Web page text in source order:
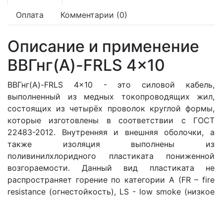
Оплата Комментарии (0)
Описание и применение
ВВГнг(A)-FRLS 4x10
ВВГнг(A)-FRLS 4x10 - это силовой кабель,
выполненный из медных токопроводящих жил,
состоящих из четырёх проволок круглой формы,
которые изготовлены в соответствии с ГОСТ
22483-2012. Внутренняя и внешняя оболочки, а
также изоляция выполнены из
поливинилхлоридного пластиката пониженной
возгораемости. Данный вид пластиката не
распространяет горение по категории A (FR – fire
resistance (огнестойкость), LS - low smoke (низкое